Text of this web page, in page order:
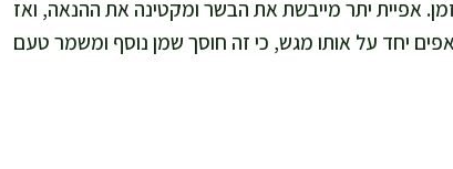
אפיית יתר מייבשת את הבשר ומקטינה את ההנאה, ואז
יחד על אותו מגש, כי זה חוסך שמן נוסף ומשמר טעם